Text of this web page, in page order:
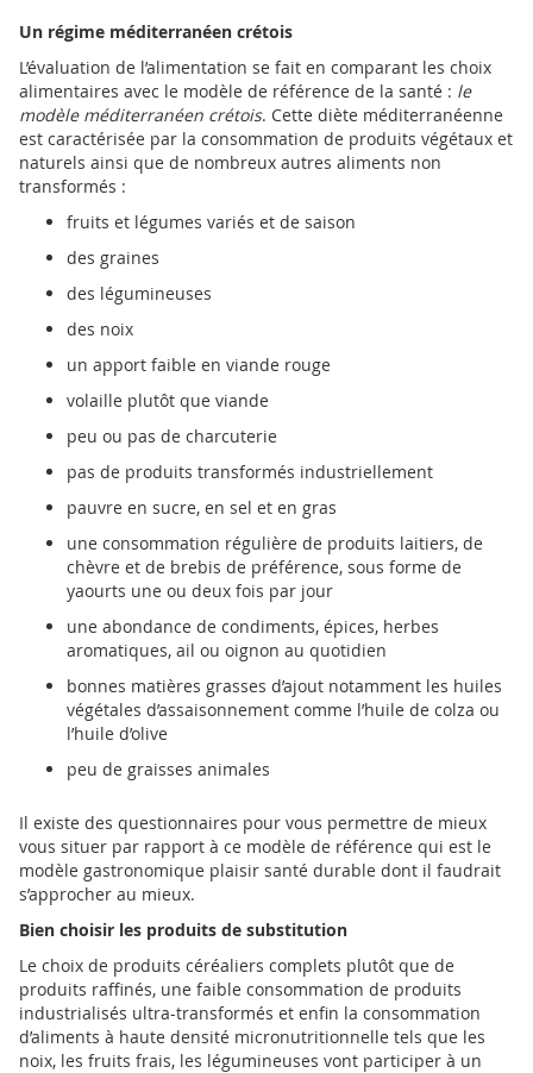
Un régime méditerranéen crétois
L’évaluation de l’alimentation se fait en comparant les choix
alimentaires avec le modèle de référence de la santé : le
modèle méditerranéen crétois. Cette diète méditerranéenne
est caractérisée par la consommation de produits végétaux et
naturels ainsi que de nombreux autres aliments non
transformés :
fruits et légumes variés et de saison
des graines
des légumineuses
des noix
un apport faible en viande rouge
volaille plutôt que viande
peu ou pas de charcuterie
pas de produits transformés industriellement
pauvre en sucre, en sel et en gras
une consommation régulière de produits laitiers, de
chèvre et de brebis de préférence, sous forme de
yaourts une ou deux fois par jour
une abondance de condiments, épices, herbes
aromatiques, ail ou oignon au quotidien
bonnes matières grasses d’ajout notamment les huiles
végétales d’assaisonnement comme l’huile de colza ou
l’huile d’olive
peu de graisses animales
Il existe des questionnaires pour vous permettre de mieux
vous situer par rapport à ce modèle de référence qui est le
modèle gastronomique plaisir santé durable dont il faudrait
s’approcher au mieux.
Bien choisir les produits de substitution
Le choix de produits céréaliers complets plutôt que de
produits raffinés, une faible consommation de produits
industrialisés ultra-transformés et enfin la consommation
d’aliments à haute densité micronutritionnelle tels que les
noix, les fruits frais, les légumineuses vont participer à un